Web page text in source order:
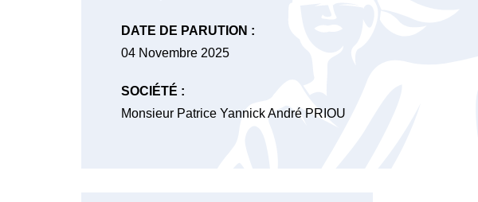
DATE DE PARUTION :
04 Novembre 2025
SOCIÉTÉ :
Monsieur Patrice Yannick André PRIOU